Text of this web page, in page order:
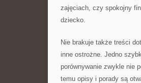
zajęciach, czy spokojny
dziecko.
Nie brakuje także treści
inne ostrożne. Jedno
porównywanie zwykle nie
temu opisy i porady są